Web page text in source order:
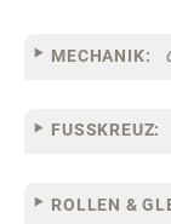
MECHANIK:
FUSSKREUZ:
ROLLEN &